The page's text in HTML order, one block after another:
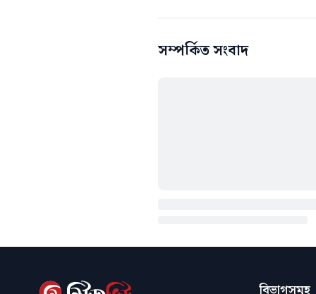
সম্পর্কিত সংবাদ